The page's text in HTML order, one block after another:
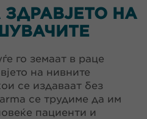
НА
го земаат в раце
на нивните
се издаваат без
се трудиме да им
пациенти и